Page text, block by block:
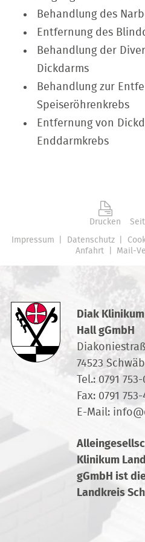
Chirurgen
Behandlung des
Entfernung des
Behandlung der
Dickdarms
Behandlung zur
Speiseröhrenkrebs
Entfernung von
Enddarmkrebs
Impressum Datenschutz
Anfahrt
Mail-
Drucken
Diak
Hall gGmbH
74523
Tel.: 0791 753-
Fax: 0791 753-
E-Mail: info@
Klinikum
gGmbH ist
Landkreis